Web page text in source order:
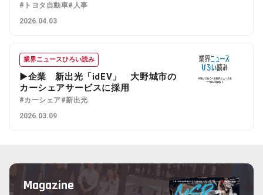
#トヨタ自動車#人事
2026.04.03
業界ニュースひろい読み
▶企業 新出光「idEV」 大野城市の
カーシェアサービスに採用
#カーシェア#新出光
2026.03.09
Magazine